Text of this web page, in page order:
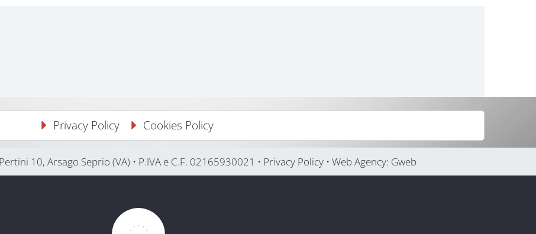
Privacy Policy Cookies Policy
10, Arsago Seprio (VA) • P.IVA e C.F. 02165930021 • Privacy Policy • Web Agency: Gweb